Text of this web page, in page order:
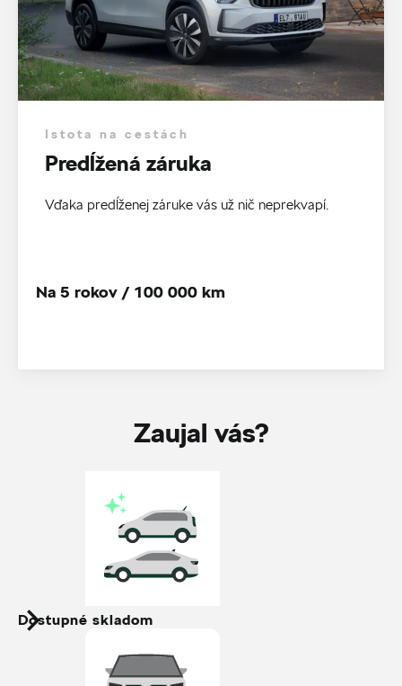
Istota na cestách
Predĺžená záruka
Vďaka predĺženej záruke vás už nič neprekvapí.
Na 5 rokov / 100 000 km
Zaujal vás?
Dostupné skladom